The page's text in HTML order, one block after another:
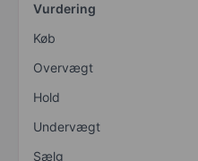
Vurdering
Køb
Overvægt
Hold
Undervægt
Sælg